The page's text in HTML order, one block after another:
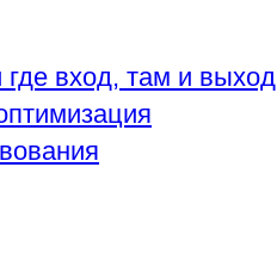
вход, там и выход